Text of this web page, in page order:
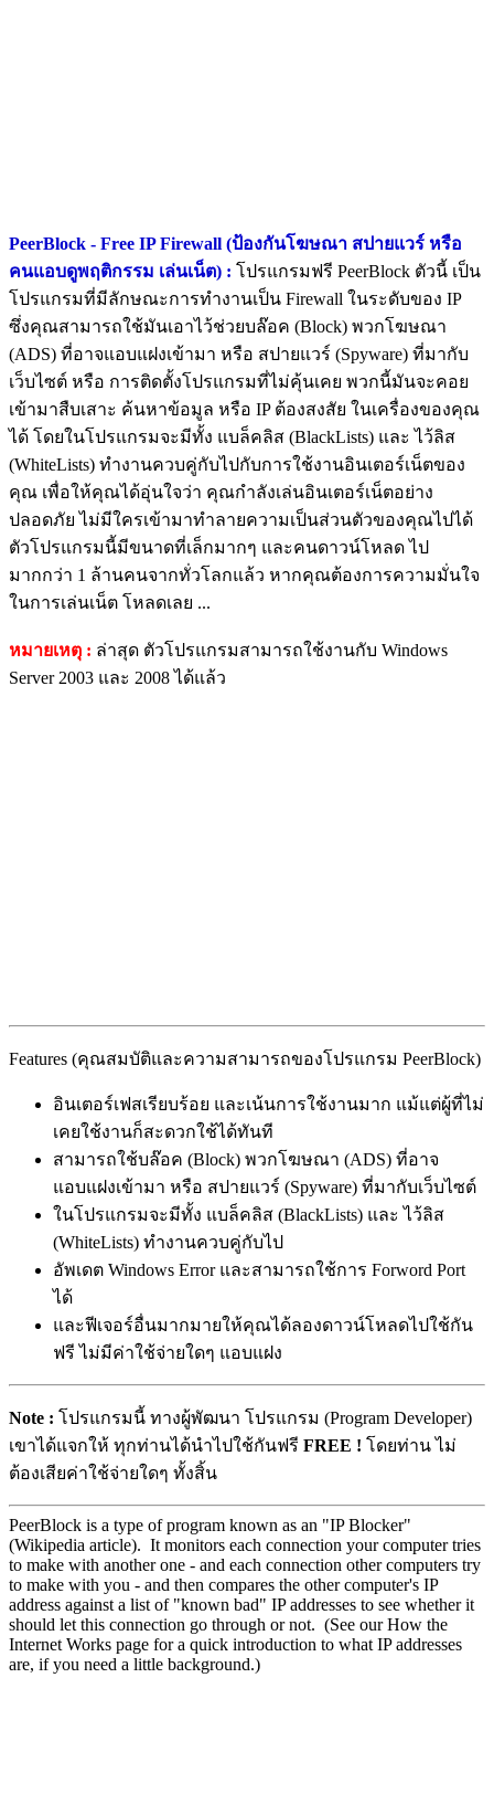
PeerBlock - Free IP Firewall (ป้องกันโฆษณา สปายแวร์ หรือ
คนแอบดูพฤติกรรม เล่นเน็ต) : โปรแกรมฟรี PeerBlock ตัวนี้ เป็น
โปรแกรมที่มีลักษณะการทำงานเป็น Firewall ในระดับของ IP
ซึ่งคุณสามารถใช้มันเอาไว้ช่วยบล๊อค (Block) พวกโฆษณา
(ADS) ที่อาจแอบแฝงเข้ามา หรือ สปายแวร์ (Spyware) ที่มากับ
เว็บไซต์ หรือ การติดตั้งโปรแกรมที่ไม่คุ้นเคย พวกนี้มันจะคอย
เข้ามาสืบเสาะ ค้นหาข้อมูล หรือ IP ต้องสงสัย ในเครื่องของคุณ
ได้ โดยในโปรแกรมจะมีทั้ง แบล็คลิส (BlackLists) และ ไว้ลิส
(WhiteLists) ทำงานควบคู่กับไปกับการใช้งานอินเตอร์เน็ตของ
คุณ เพื่อให้คุณได้อุ่นใจว่า คุณกำลังเล่นอินเตอร์เน็ตอย่าง
ปลอดภัย ไม่มีใครเข้ามาทำลายความเป็นส่วนตัวของคุณไปได้
ตัวโปรแกรมนี้มีขนาดที่เล็กมากๆ และคนดาวน์โหลด ไป
มากกว่า 1 ล้านคนจากทั่วโลกแล้ว หากคุณต้องการความมั่นใจ
ในการเล่นเน็ต โหลดเลย ...
หมายเหตุ : ล่าสุด ตัวโปรแกรมสามารถใช้งานกับ Windows
Server 2003 และ 2008 ได้แล้ว
Features (คุณสมบัติและความสามารถของโปรแกรม PeerBlock)
อินเตอร์เฟสเรียบร้อย และเน้นการใช้งานมาก แม้แต่ผู้ที่ไม่
เคยใช้งานก็สะดวกใช้ได้ทันที
สามารถใช้บล๊อค (Block) พวกโฆษณา (ADS) ที่อาจ
แอบแฝงเข้ามา หรือ สปายแวร์ (Spyware) ที่มากับเว็บไซต์
ในโปรแกรมจะมีทั้ง แบล็คลิส (BlackLists) และ ไว้ลิส
(WhiteLists) ทำงานควบคู่กับไป
อัพเดต Windows Error และสามารถใช้การ Forword Port
ได้
และฟีเจอร์อื่นมากมายให้คุณได้ลองดาวน์โหลดไปใช้กัน
ฟรี ไม่มีค่าใช้จ่ายใดๆ แอบแฝง
Note : โปรแกรมนี้ ทางผู้พัฒนา โปรแกรม (Program Developer)
เขาได้แจกให้ ทุกท่านได้นำไปใช้กันฟรี FREE ! โดยท่าน ไม่
ต้องเสียค่าใช้จ่ายใดๆ ทั้งสิ้น
PeerBlock is a type of program known as an "IP Blocker"
(Wikipedia article). It monitors each connection your computer tries
to make with another one - and each connection other computers try
to make with you - and then compares the other computer's IP
address against a list of "known bad" IP addresses to see whether it
should let this connection go through or not. (See our How the
Internet Works page for a quick introduction to what IP addresses
are, if you need a little background.)